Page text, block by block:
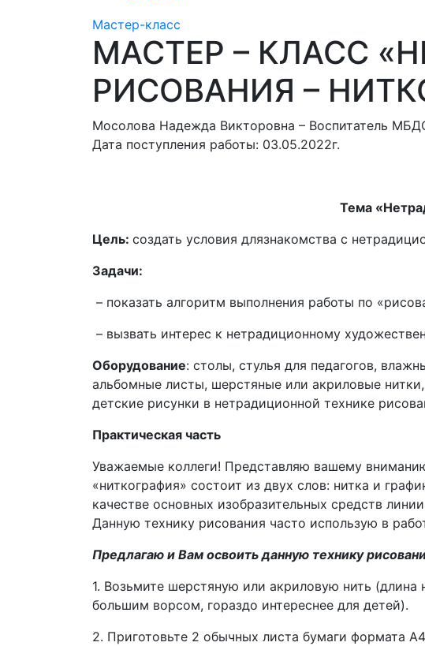
Мастер-класс
МАСТЕР – КЛАСС
РИСОВАНИЯ –
Мосолова Надежда Викторовна – Воспитатель
Дата поступления работы: 03.05.2022г.
Тема
Цель: создать условия длязнакомства с
Задачи:
– показать алгоритм выполнения работы по
– вызвать интерес к нетрадиционному
Оборудование: столы, стулья для педагогов,
альбомные листы, шерстяные или акриловые
детские рисунки в нетрадиционной технике
Практическая часть
Уважаемые коллеги! Представляю вашему
«ниткография» состоит из двух слов: нитка и
качестве основных изобразительных средств
Данную технику рисования часто использую в
Предлагаю и Вам освоить данную технику
1. Возьмите шерстяную или акриловую нить
большим ворсом, гораздо интереснее для детей).
2. Приготовьте 2 обычных листа бумаги формата